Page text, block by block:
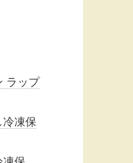
ラップ
凍保